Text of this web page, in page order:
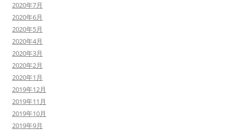
2020年7月
2020年6月
2020年5月
2020年4月
2020年3月
2020年2月
2020年1月
2019年12月
2019年11月
2019年10月
2019年9月